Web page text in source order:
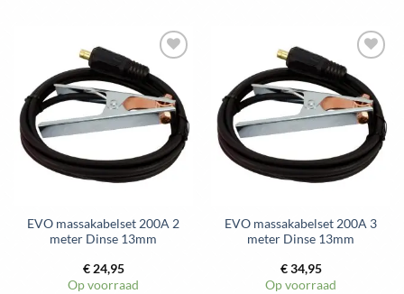
EVO massakabelset 200A 2
meter Dinse 13mm
€24,95
Op voorraad
EVO massakabelset 200A 3
meter Dinse 13mm
€34,95
Op voorraad